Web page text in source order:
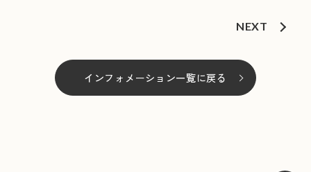
NEXT
インフォメーション一覧に戻る